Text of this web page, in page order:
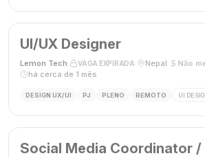
UI/UX Designer
Lemon Tech VAGA EXPIRADA Nepal Não
há cerca de 1 mês
DESIGN UX/UI PJ PLENO REMOTO UI